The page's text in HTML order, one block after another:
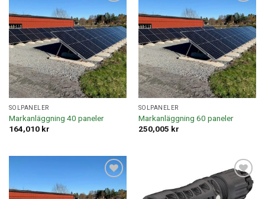
Lägg till i
offertlista
SOLPANELER
Markanläggning 40 paneler
164,010 kr
Lägg till i
offertlista
SOLPANELER
Markanläggning 60 paneler
250,005 kr
Lägg till i
offertlista
Lägg till i
offertlista